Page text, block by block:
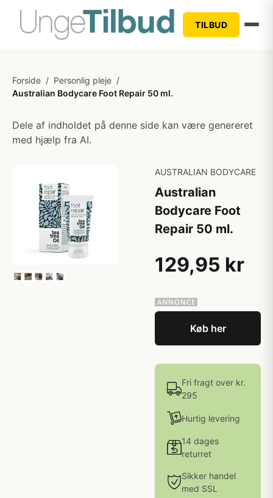
TILBUD
Forside / Personlig pleje /
Australian Bodycare Foot Repair 50 ml.
Dele af indholdet på denne side kan være genereret
med hjælp fra AI.
AUSTRALIAN BODYCARE
Australian
Bodycare Foot
Repair 50 ml.
129,95 kr
Køb her
Fri fragt over kr.
295
Hurtig levering
14 dages
returret
Sikker handel
med SSL